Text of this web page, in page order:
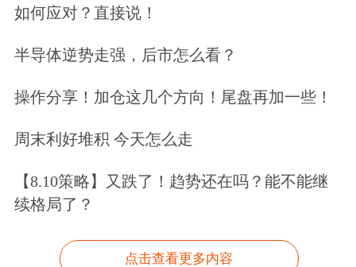
宏观产经
如何应对？直接说！
半导体逆势走强，后市怎么看？
操作分享！加仓这几个方向！尾盘再加一些！
周末利好堆积 今天怎么走
【8.10策略】又跌了！趋势还在吗？能不能继
续格局了？
点击查看更多内容